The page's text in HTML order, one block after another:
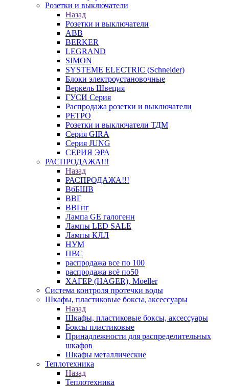
Розетки и выключатели
Назад
Розетки и выключатели
ABB
BERKER
LEGRAND
SIMON
SYSTEME ELECTRIC (Schneider)
Блоки электроустановочные
Веркель Швеция
ГУСИ Серия
Распродажа розетки и выключатели
РЕТРО
Розетки и выключатели ТДМ
Серия GIRA
Серия JUNG
СЕРИЯ ЭРА
РАСПРОДАЖА!!!
Назад
РАСПРОДАЖА!!!
ВбБШВ
ВВГ
ВВГнг
Лампа GE галогенн
Лампы LED SALE
Лампы КЛЛ
НУМ
ПВС
распродажа все по 100
распродажа всё по50
ХАГЕР (HAGER), Moeller
Система контроля протечки воды
Шкафы, пластиковые боксы, аксессуары
Назад
Шкафы, пластиковые боксы, аксессуары
Боксы пластиковые
Принадлежности для распределительных
шкафов
Шкафы металлические
Теплотехника
Назад
Теплотехника